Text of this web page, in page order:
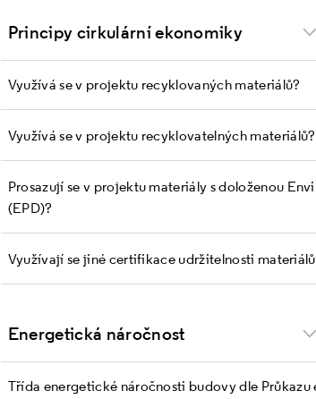
Principy cirkulární ekonomiky
Využívá se v projektu recyklovaných materiálů?
Využívá se v projektu recyklovatelných materiálů?
Prosazují se v projektu materiály s doloženou
(EPD)?
Využívají se jiné certifikace udržitelnosti
Energetická náročnost
Třída energetické náročnosti budovy dle